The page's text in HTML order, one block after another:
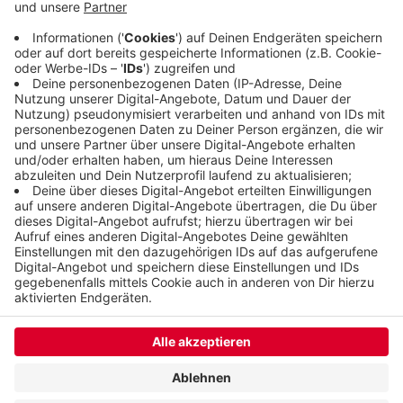
noch zu 57 Prozent gefüllt. Das Wasser aus den
Talsperren wird genutzt, um den Pegel der Wupper
zu regulieren.
Veröffentlicht: Mittwoch, 10.06.2020 11:49
Anzeige
Anzeige